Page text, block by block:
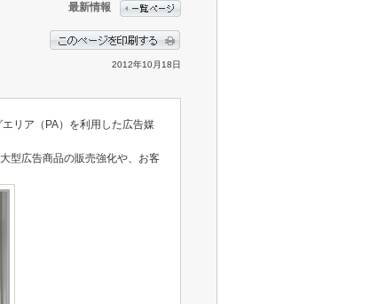
最新情報
2012年10月18日
リア（PA）を利用した広告媒
型広告商品の販売強化や、お客